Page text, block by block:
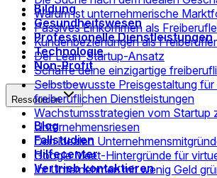
Bildung
Gesundheitswesen
Professionelle Dienstleistungen
Technologie
Non-Profit
Ressourcen
Blog
Fallstudien
Hilfecenter
Vertrieb kontaktieren
Warum ist unternehmerische
Passives Einkommen als
Kundenbeziehungen als
Der Lean-Startup-Ansatz
Schaffe deine einzigartige
Selbstbewusste Preisgestaltung für
freiberuflichen Dienstleistungen
Wachstumsstrategien vom Startup
Unternehmensriesen
Den idealen
Google Meet-Hintergründe für
Ihr Unternehmen mit wenig Geld